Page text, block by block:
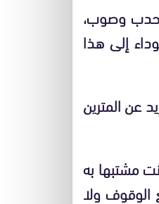
حدب وصوب،
إلى هذا
عن المترين
مشتبها به
الوقوف ولا